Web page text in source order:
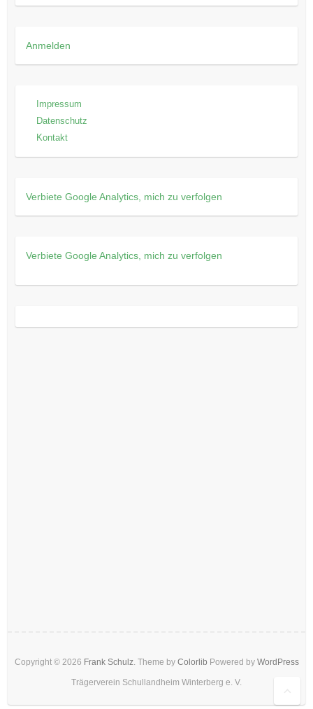
Anmelden
Impressum
Datenschutz
Kontakt
Verbiete Google Analytics, mich zu verfolgen
Verbiete Google Analytics, mich zu verfolgen
Copyright © 2026 Frank Schulz. Theme by Colorlib Powered by WordPress
Trägerverein Schullandheim Winterberg e. V.